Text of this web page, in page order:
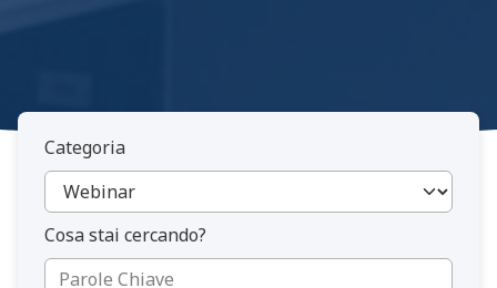
Categoria
Cosa stai cercando?